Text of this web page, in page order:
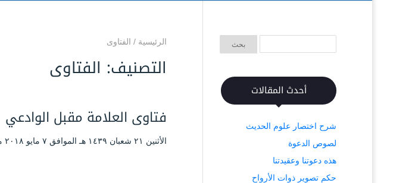
الرئيسية / الفتاوى
التصنيف: الفتاوى
فتاوى العلامة مقبل الوادعي
الأثنين ۲۱ شعبان ۱٤۳۹ هـ الموافق ۷ مايو ۲۰۱۸ مـ |
أحدث المقالات
شرح اختصار علوم الحديث
لصوص الدعوة
هذه دعوتنا وعقيدتنا
حكم تصوير ذوات الأرواح